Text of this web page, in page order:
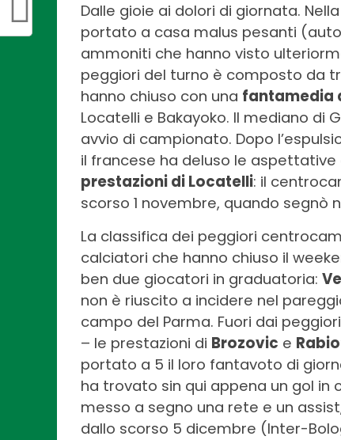
Dalle gioie ai dolori di giornata.
portato a casa malus pesanti
ammoniti che hanno visto
peggiori del turno è composto da
hanno chiuso con una fantamedia
Locatelli e Bakayoko. Il mediano
avvio di campionato. Dopo
il francese ha deluso le aspettative
prestazioni di Locatelli: il
scorso 1 novembre, quando segnò
La classifica dei peggiori
calciatori che hanno chiuso il
ben due giocatori in graduatoria:
non è riuscito a incidere nel
campo del Parma. Fuori dai
– le prestazioni di Brozovic e
portato a 5 il loro fantavoto di
ha trovato sin qui appena un gol in
messo a segno una rete e un
dallo scorso 5 dicembre (Inter-